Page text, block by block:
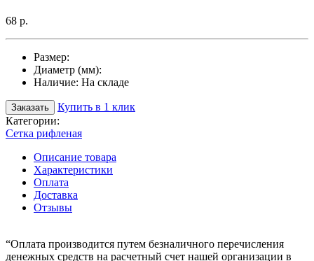
68 р.
Размер:
Диаметр (мм):
Наличие: На складе
Заказать
Купить в 1 клик
Категории:
Сетка рифленая
Описание товара
Характеристики
Оплата
Доставка
Отзывы
“Оплата производится путем безналичного перечисления
денежных средств на расчетный счет нашей организации в